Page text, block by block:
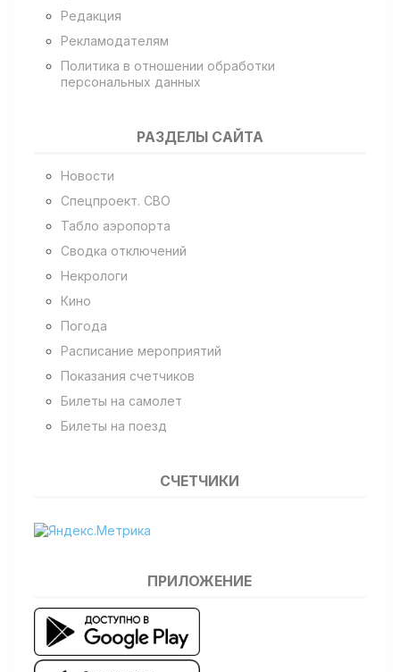
Редакция
Рекламодателям
Политика в отношении обработки
персональных данных
РАЗДЕЛЫ САЙТА
Новости
Спецпроект. СВО
Табло аэропорта
Сводка отключений
Некрологи
Кино
Погода
Расписание мероприятий
Показания счетчиков
Билеты на самолет
Билеты на поезд
СЧЕТЧИКИ
ПРИЛОЖЕНИЕ